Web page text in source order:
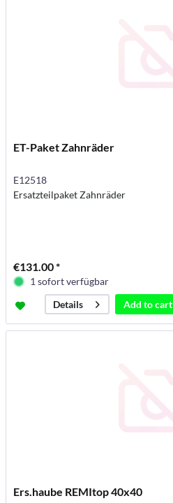
ET-Paket Zahnräder
E12518
Ersatzteilpaket Zahnräder
€131.00 *
1 sofort verfügbar
Details
Add tocart
Ers.haube REMItop 40x40